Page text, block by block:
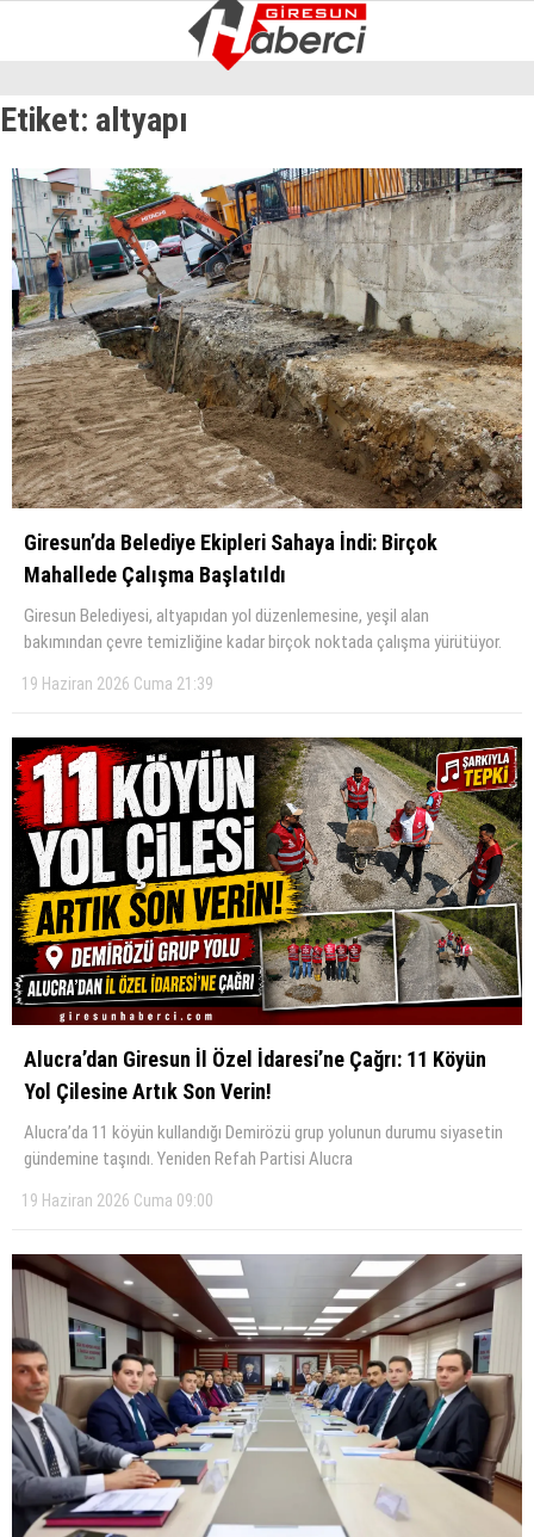
WhatsApp İhbar Hattı
Facebook
Instagram
Youtube
GÜNDEM
EKONOMI
SIYASET
ASAYIŞ
SPOR
YAŞAM
EĞITIM
SAĞLIK
KÜLTÜR SANAT
SERVISLER
Etiket: altyapı
Giresun’da Belediye Ekipleri Sahaya İndi: Birçok
Mahallede Çalışma Başlatıldı
Giresun Belediyesi, altyapıdan yol düzenlemesine, yeşil alan
bakımından çevre temizliğine kadar birçok noktada çalışma yürütüyor.
19 Haziran 2026 Cuma 21:39
Alucra’dan Giresun İl Özel İdaresi’ne Çağrı: 11 Köyün
Yol Çilesine Artık Son Verin!
Alucra’da 11 köyün kullandığı Demirözü grup yolunun durumu siyasetin
gündemine taşındı. Yeniden Refah Partisi Alucra
19 Haziran 2026 Cuma 09:00